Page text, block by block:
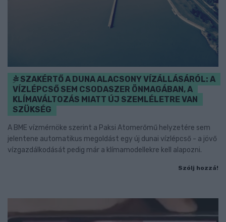
SZAKÉRTŐ A DUNA ALACSONY VÍZÁLLÁSÁRÓL: A
VÍZLÉPCSŐ SEM CSODASZER ÖNMAGÁBAN, A
KLÍMAVÁLTOZÁS MIATT ÚJ SZEMLÉLETRE VAN
SZÜKSÉG
A BME vízmérnöke szerint a Paksi Atomerőmű helyzetére sem
jelentene automatikus megoldást egy új dunai vízlépcső - a jövő
vízgazdálkodását pedig már a klímamodellekre kell alapozni.
Szólj hozzá!